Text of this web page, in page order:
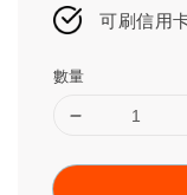
可刷信用
數量